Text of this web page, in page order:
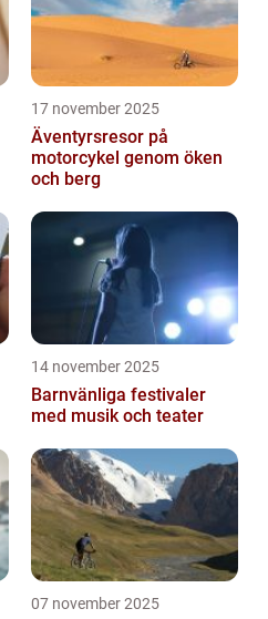
17 november 2025
Äventyrsresor på
motorcykel genom öken
och berg
14 november 2025
Barnvänliga festivaler
med musik och teater
07 november 2025